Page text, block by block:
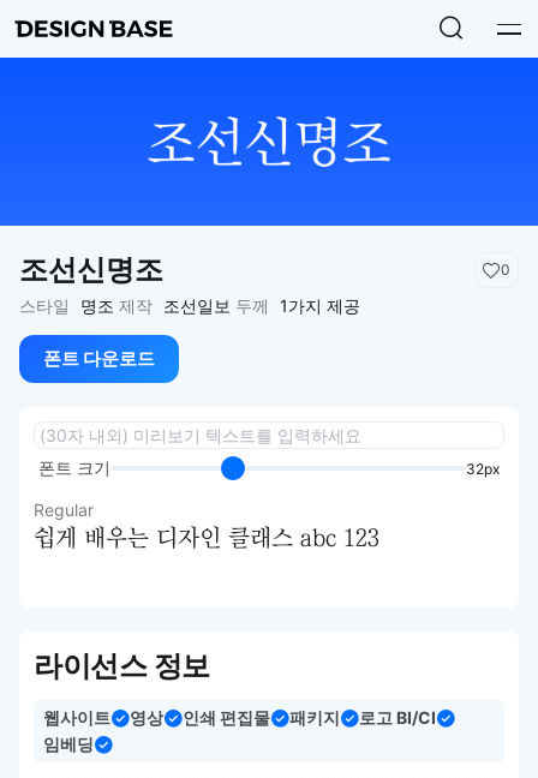
조선신명조 0
스타일 명조 제작 조선일보 두께 1가지 제공
폰트 다운로드
폰트 크기 32px
Regular
쉽게 배우는 디자인 클래스 abc 123
라이선스 정보
웹사이트 영상 인쇄 편집물 패키지
로고 BI/CI
임베딩